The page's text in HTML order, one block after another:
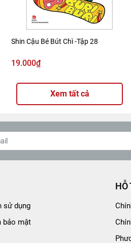
Shin Cậu Bé Bút Chì -Tập 28
19.000₫
Xem tất cả
sử dụng
bảo mật
HỖ